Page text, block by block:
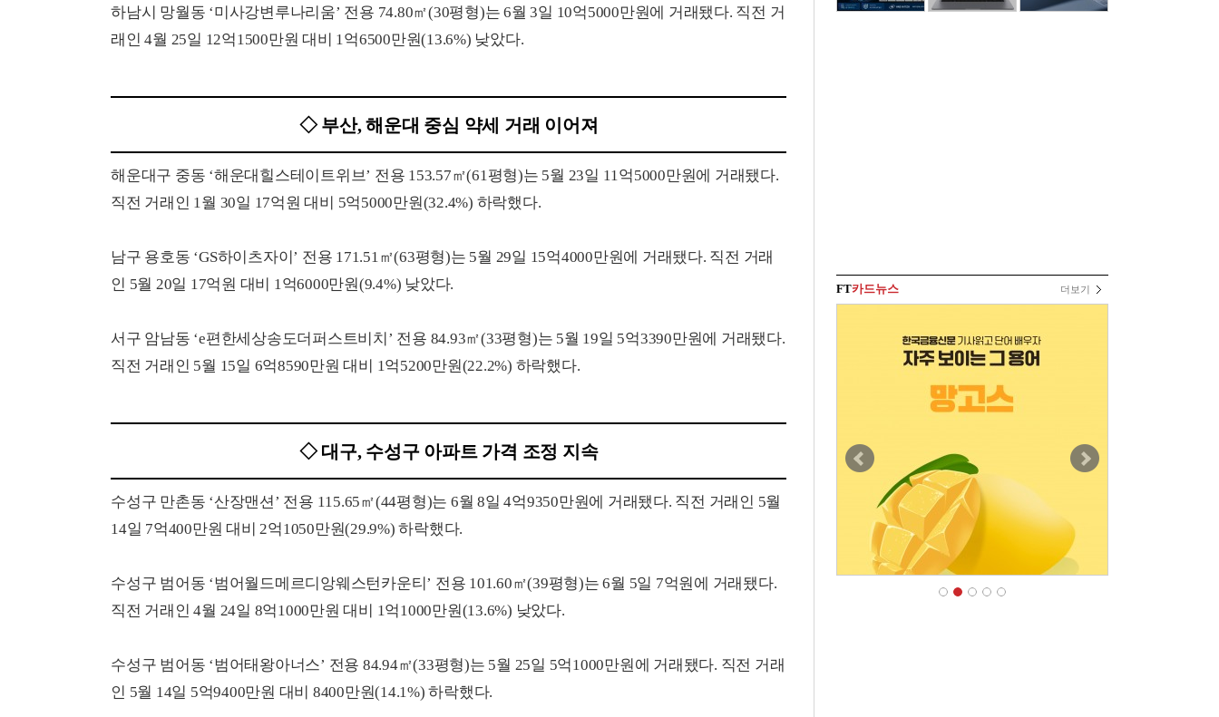
하남시 망월동 ‘미사강변루나리움’ 전용 74.80㎡(30평형)는 6월 3일 10억5000만원에 거래됐다. 직전 거
래인 4월 25일 12억1500만원 대비 1억6500만원(13.6%) 낮았다.
◇ 부산, 해운대 중심 약세 거래 이어져
해운대구 중동 ‘해운대힐스테이트위브’ 전용 153.57㎡(61평형)는 5월 23일 11억5000만원에 거래됐다.
직전 거래인 1월 30일 17억원 대비 5억5000만원(32.4%) 하락했다.
남구 용호동 ‘GS하이츠자이’ 전용 171.51㎡(63평형)는 5월 29일 15억4000만원에 거래됐다. 직전 거래
인 5월 20일 17억원 대비 1억6000만원(9.4%) 낮았다.
서구 암남동 ‘e편한세상송도더퍼스트비치’ 전용 84.93㎡(33평형)는 5월 19일 5억3390만원에 거래됐다.
직전 거래인 5월 15일 6억8590만원 대비 1억5200만원(22.2%) 하락했다.
◇ 대구, 수성구 아파트 가격 조정 지속
수성구 만촌동 ‘산장맨션’ 전용 115.65㎡(44평형)는 6월 8일 4억9350만원에 거래됐다. 직전 거래인 5월
14일 7억400만원 대비 2억1050만원(29.9%) 하락했다.
수성구 범어동 ‘범어월드메르디앙웨스턴카운티’ 전용 101.60㎡(39평형)는 6월 5일 7억원에 거래됐다.
직전 거래인 4월 24일 8억1000만원 대비 1억1000만원(13.6%) 낮았다.
수성구 범어동 ‘범어태왕아너스’ 전용 84.94㎡(33평형)는 5월 25일 5억1000만원에 거래됐다. 직전 거래
인 5월 14일 5억9400만원 대비 8400만원(14.1%) 하락했다.
FT카드뉴스 더보기